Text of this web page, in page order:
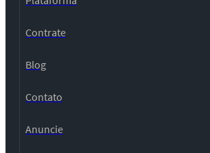
Contrate
Blog
Contato
Anuncie